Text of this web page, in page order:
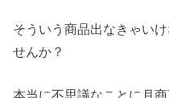
そういう商品出なきゃい
せんか？
本当に不思議なことに月